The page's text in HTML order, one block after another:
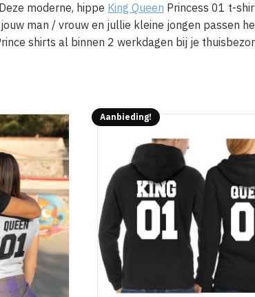
moderne, hippe King Queen Princess 01 t-
man / vrouw en jullie kleine jongen passen
shirts al binnen 2 werkdagen bij je
Aanbieding!